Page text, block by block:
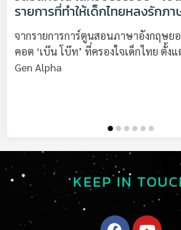
รายการที่ทำให้เด็กไทยหลงรักภ
จากรายการการ์ตูนสอนภาษาอังกฤษย
คอต ‘เบ๊น โบ๊ท’ ที่ครองใจเด็กไทย ตั้งแ
Gen Alpha
KEEP IN